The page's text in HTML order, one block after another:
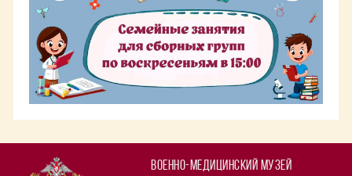
ВОЕННО-МЕДИЦИНСКИЙ МУЗЕЙ